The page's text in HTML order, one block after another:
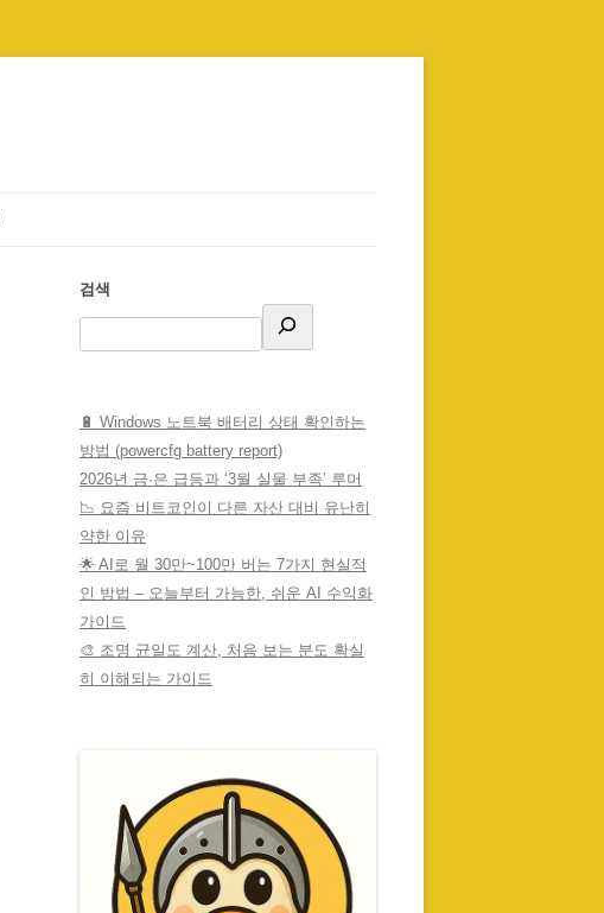
검색
🔋 Windows 노트북 배터리 상태 확인하는
방법 (powercfg battery report)
2026년 금·은 급등과 ‘3월 실물 부족’ 루머
📉 요즘 비트코인이 다른 자산 대비 유난히
약한 이유
🌟 AI로 월 30만~100만 버는 7가지 현실적
인 방법 – 오늘부터 가능한, 쉬운 AI 수익화
가이드
🎨 조명 균일도 계산, 처음 보는 분도 확실
히 이해되는 가이드